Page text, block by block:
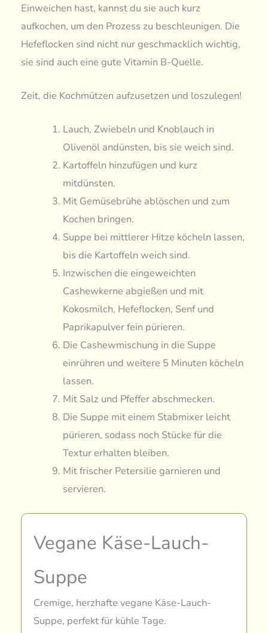
Einweichen hast, kannst du sie auch kurz
aufkochen, um den Prozess zu beschleunigen. Die
Hefeflocken sind nicht nur geschmacklich wichtig,
sie sind auch eine gute Vitamin B-Quelle.
Zeit, die Kochmützen aufzusetzen und loszulegen!
Lauch, Zwiebeln und Knoblauch in
Olivenöl andünsten, bis sie weich sind.
Kartoffeln hinzufügen und kurz
mitdünsten.
Mit Gemüsebrühe ablöschen und zum
Kochen bringen.
Suppe bei mittlerer Hitze köcheln lassen,
bis die Kartoffeln weich sind.
Inzwischen die eingeweichten
Cashewkerne abgießen und mit
Kokosmilch, Hefeflocken, Senf und
Paprikapulver fein pürieren.
Die Cashewmischung in die Suppe
einrühren und weitere 5 Minuten köcheln
lassen.
Mit Salz und Pfeffer abschmecken.
Die Suppe mit einem Stabmixer leicht
pürieren, sodass noch Stücke für die
Textur erhalten bleiben.
Mit frischer Petersilie garnieren und
servieren.
Vegane Käse-Lauch-
Suppe
Cremige, herzhafte vegane Käse-Lauch-
Suppe, perfekt für kühle Tage.